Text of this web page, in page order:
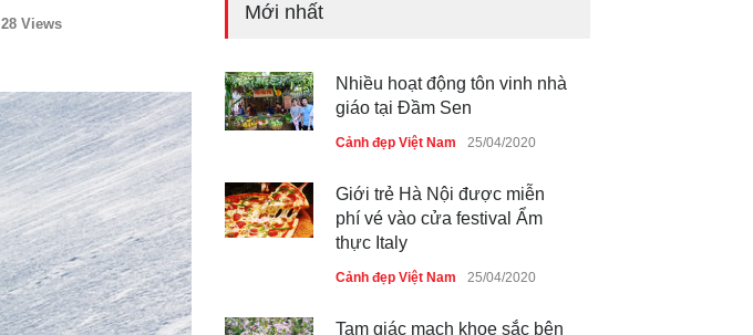
28 Views
Mới nhất
Nhiều hoạt động tôn vinh nhà
giáo tại Đầm Sen
Cảnh đẹp Việt Nam 25/04/2020
Giới trẻ Hà Nội được miễn
phí vé vào cửa festival Ẩm
thực Italy
Cảnh đẹp Việt Nam 25/04/2020
Tam giác mạch khoe sắc bên